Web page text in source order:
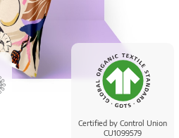
Certified by Control Union
CU1099579